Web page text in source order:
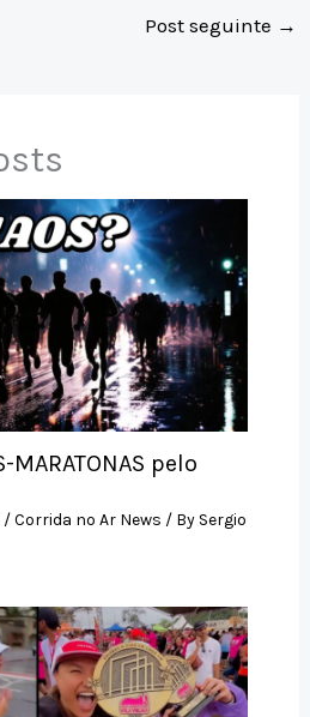
e
Post seguinte →
MARATONAS pelo
/Corrida no Ar News / By Sergio